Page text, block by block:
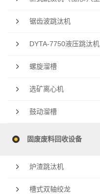
锯齿波跳汰机
DYTA-7750液压跳汰机
螺旋溜槽
选矿离心机
鼓动溜槽
固废废料回收设备
炉渣跳汰机
槽式双轴绞龙